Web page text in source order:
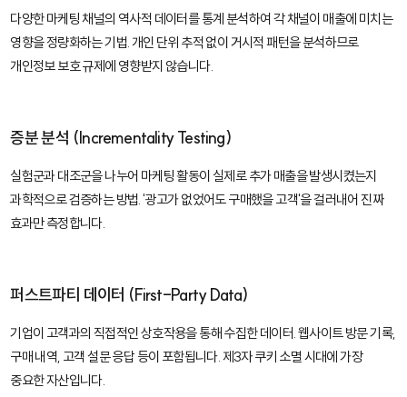
다양한 마케팅 채널의 역사적 데이터를 통계 분석하여 각 채널이 매출에 미치는
영향을 정량화하는 기법. 개인 단위 추적 없이 거시적 패턴을 분석하므로
개인정보 보호 규제에 영향받지 않습니다.
증분 분석 (Incrementality Testing)
실험군과 대조군을 나누어 마케팅 활동이 실제로 추가 매출을 발생시켰는지
과학적으로 검증하는 방법. '광고가 없었어도 구매했을 고객'을 걸러내어 진짜
효과만 측정합니다.
퍼스트파티 데이터 (First-Party Data)
기업이 고객과의 직접적인 상호작용을 통해 수집한 데이터. 웹사이트 방문 기록,
구매 내역, 고객 설문 응답 등이 포함됩니다. 제3자 쿠키 소멸 시대에 가장
중요한 자산입니다.